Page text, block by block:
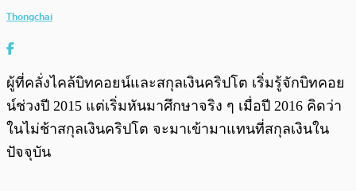
Thongchai
ผู้ที่คลั่งไคล้บิทคอยน์และสกุลเงินคริปโต เริ่มรู้จักบิทคอย
น์ช่วงปี 2015 แต่เริ่มหันมาศึกษาจริง ๆ เมื่อปี 2016 คิดว่า
ในไม่ช้าสกุลเงินคริปโต จะมาเข้ามาแทนที่สกุลเงินใน
ปัจจุบัน